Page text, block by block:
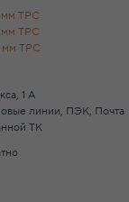
мм ТРС
мм ТРС
мм ТРС
1 А
линии, ПЭК, Почта
ТК